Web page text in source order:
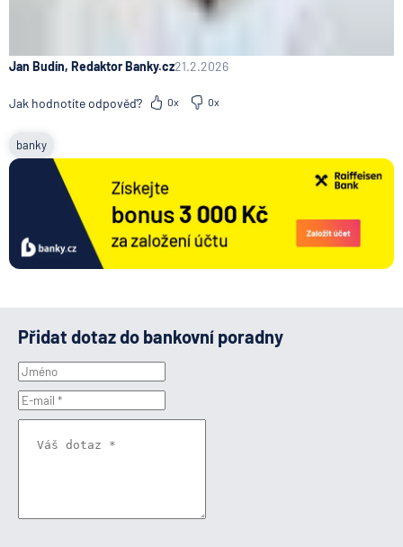
Jan Budín, Redaktor Banky.cz21.2.2026
Jak hodnotíte odpověď? 0x 0x
banky
Přidat dotaz do bankovní poradny